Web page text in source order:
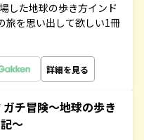
した地球の歩き方インド
を思い出して欲しい1冊
詳細を見る
チ冒険～地球の歩き
～